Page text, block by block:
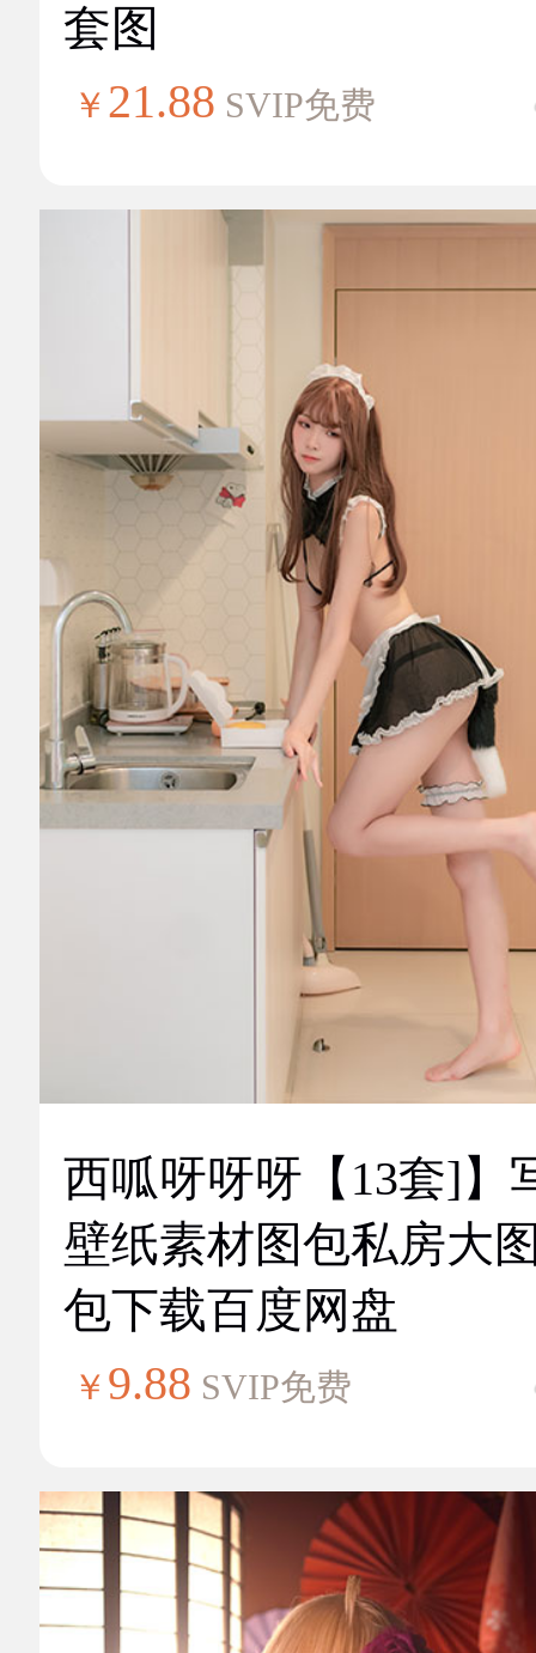
套图
￥ 21.88 SVIP免费
西呱呀呀呀【13套]】
壁纸素材图包私房大
包下载百度网盘
￥ 9.88 SVIP免费